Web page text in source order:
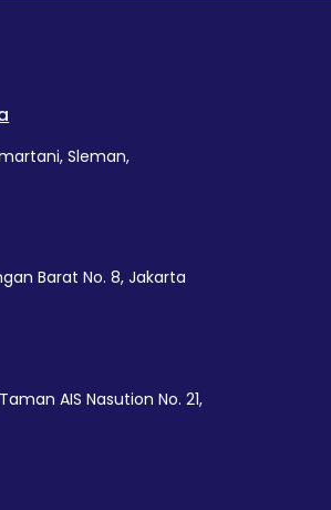
Sleman,
Barat No. 8, Jakarta
AIS Nasution No. 21,